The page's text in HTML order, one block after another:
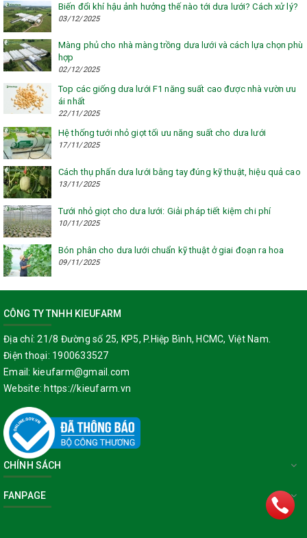
Biến đổi khí hậu ảnh hưởng thế nào tới dưa lưới? Cách xử lý?
03/12/2025
Màng phủ cho nhà màng trồng dưa lưới và cách lựa chọn phù
hợp
02/12/2025
Top các giống dưa lưới F1 năng suất cao được nhà vườn ưu
ái nhất
22/11/2025
Hệ thống tưới nhỏ giọt tối ưu năng suất cho dưa lưới
17/11/2025
Cách thụ phấn dưa lưới bằng tay đúng kỹ thuật, hiệu quả cao
13/11/2025
Tưới nhỏ giọt cho dưa lưới: Giải pháp tiết kiệm chi phí
10/11/2025
Bón phân cho dưa lưới chuẩn kỹ thuật ở giai đoạn ra hoa
09/11/2025
CÔNG TY TNHH KIEUFARM
Địa chỉ: 21/8 Đường số 25, KP5, P.Hiệp Bình, HCMC, Việt Nam.
Điện thoại: 1900633527
Email: kieufarm@gmail.com
Website: https://kieufarm.vn
CHÍNH SÁCH
FANPAGE